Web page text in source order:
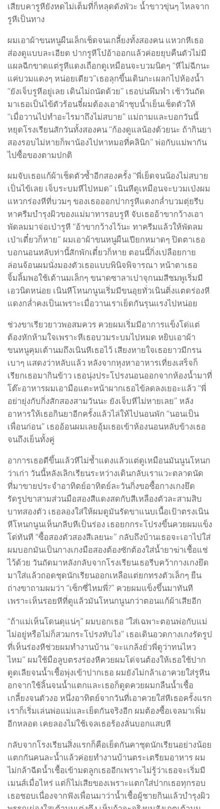
เสียบคารูหียังหดไม่เต็มที่ก็หลุดดังพัวะ น้ำขาวขุ่นๆ ไหลจาก
รูหีเป็นทาง
ผมเอาผ้าขนหนูผืนเล็กเช็ดจนเกลี้ยงทั้งสองคน แหวกหีเธอ
ส่องดูแบบละเอียด ปากรูหีโบ๋อ้าออกแล้วค่อยยุบคืนตัวไม่มี
แผลฉีกขาดแต่รูหีแดงเถือกดูเหมือนจะบวมนิดๆ “หีไม่ฉีกนะ
แค่บวมแดงๆ หน่อยเดียว”เธอลุกขึ้นเดินกะเผลกไปห้องน้ำ
“ยังเจ็บรูหีอยู่เลย เดินไม่ถนัดด้วย” เธอบ่นพึมพำ เช้าวันถัด
มาเธอเป็นไข้ตัวร้อนจี๋ผมต้องเอาผ้าชุบน้ำเย็นเช็ดตัวให้
“เมื่อวานไปทำอะไรมาถึงไม่สบาย” แม่ถามและบอกวันนี้
หยุดโรงเรียนสักวันทั้งสองคน “ก้องดูแลน้องด้วยนะ ถ้ากินยา
สองรอบไม่หายก็พาน้องไปหาหมอที่คลินิก” พ่อกับแม่พากัน
ไปซื้อของตามปกติ
ผมจับเธอแก้ผ้าเช็ดตัวซ้ำอีกสองครั้ง “พี่เย็ดจนน้องไม่สบาย
เป็นไข้เลย เจ็บระบมหีไปหมด” เนินหีดูเหมือนจะบวมเป่งผม
แหวกร่องหีที่บวมๆ ของเธอออกปากรูหีแดงกล่ำบวมตุ่ยรีบ
หาครีมบำรุงผิวของแม่มาทารอบรูหี จับเธออ้าขากว้างเอา
พัดลมมาจ่อเป่ารูหี “อ้าขากว้างไว้นะ ทาครีมแล้วให้พัดลม
เป่าเดี๋ยวก็หาย” ผมเอาผ้าขนหนูผืนเปียกหมาดๆ ปิดตาเธอ
บอกนอนหลับท่านี้สักพักเดี๋ยวก็หาย ตอนนี้กิ่งเปลือยกาย
ล่อนจ้อนผมนั่งมองตัวเธอแบบพินิจพิจารณา หน้าตาเธอ
จิ้มลิ้มพอใช้เต้านมเล็กๆ ขนาดซาลาเปาจุกนมสีชมพูเริ่มมี
เอวนิดหน่อย เนินหีโหนกนูนเริ่มมีขนอุยทั่วเนินติ่งแตดร่องหี
แดงกล่ำคงเป็นเพราะเมื่อวานเราเย็ดกันรุนแรงไปหน่อย
ช่วงขาเรียวยาวพอสมควร ควยผมเริ่มมีอาการแข็งโด่แต่
ต้องหักห้ามใจเพราะหีเธอบวมระบมไปหมด หยิบเอาผ้า
ขนหนูคุมเต้านมถึงเนินหีเธอไว้ เสียงหายใจเธอยาวมีกรน
เบาๆ แสดงว่าหลับแล้ว หลังจากหุงหาอาหารเที่ยงเสร็จก็
เรียกเธอมากินข้าว เธอนุ่งประโปรงนอนออกจากห้องน้ำมาที่
โต๊ะอาหารผมเอามือแตะหน้าผากเธอไข้ลดลงเยอะแล้ว “พี่
อย่ายุ่งกับกิ่งสักสองสามวันนะ ยังเจ็บหีไม่หายเลย” หลัง
อาหารให้เธอกินยาอีกครั้งแล้วไล่ให้ไปนอนพัก “นอนเป็น
เพื่อนก่อน” เธออ้อนผมเลยอุ้มเธอเข้าห้องนอนหลับข้างเธอ
จนถึงเย็นทั้งคู่
อาการเธอดีขึ้นแล้วหีไม่ช้ำแดงแล้วแต่ดูเหมือนมันนูนโหนก
ว่าเก่า วันนี้หลังเลิกเรียนระหว่างเดินกลับเราแวะตลาดนัด
ที่มาขายประจำอาทิตย์อาทิตย์ละวันกิ่งขอซื้อกางเกงยึด
รัดรูปขาสามส่วนมือสองสีแดงสดกับสีเหลืองตัวละสามสิบ
บาทสองตัว เธอลองใส่ให้ผมดูมันรัดขาแนบเนื้อเป้าตรงเนิน
หีโหนกนูนเห็นกลีบหีเป็นร่อง เธอยกกระโปรงขึ้นควยผมแข็ง
โด่ทันที “ซื้อสองตัวสองสีเลยนะ” กลับถึงบ้านเธอจะเอาไปใส่
ผมบอกมันเป็นกางเกงมือสองต้องซักต้องใส่น้ำยาฆ่าเชื้อแช่
ไว้ด้วย วันถัดมาหลังกลับจากโรงเรียนเธอรีบคว้ากางเกงยึด
มาใส่แล้วถอดชุดนักเรียนออกเหลือแต่ยกทรงตัวเล็กๆ ยืน
ถ่างขาถามผมว่า “เซ็กซี่ไหมพี่?” ควยผมแข็งขึ้นมาทันที
เพราะเห็นรอยหีที่ดูแล้วมันโหนกนูนกว่าตอนแก้ผ้าเสียอีก
“ถ้าแม่เห็นโดนดุแน่ๆ” ผมบอกเธอ “ใส่เฉพาะตอนพ่อกับแม่
ไม่อยู่หรือไม่ก็สวมกระโปรงทับไง” เธอเดินอวดกางเกงรัดรูป
ที่เห็นร่องหีช่วยผมทำงานบ้าน “จะแกล้งยั่วพี่ดูว่าทนไหว
ไหม” ผมใช้มือลูบตรงร่องหีควยผมโด่จนต้องให้เธอใช้ปาก
ดูดเลียจนน้ำเชื้อพุ่งเข้าปากเธอ ผมยังไม่กล้าเอาควยใส่รูหีน
อกจากใช้ลิ้นจนน้ำแตกและเธอก็ดูดควยผมกลืนน้ำเชื้อ
เกลี้ยงจนตัวงอ หนึ่งอาทิตย์จากวันที่เอาควยใส่หีเธอครั้งแรก
เราก็เริ่มเล่นพ่อแม่และเย็ดกันจริงอีก ผมต้องซื้อเจลมาเพิ่ม
อีกหลอด เคยลองไม่ใช้เจลเธอร้องลั่นบอกแสบหี
กลับจากโรงเรียนสิ่งแรกก็คือเย็ดกันคาชุดนักเรียนอย่างน้อย
แตกกันคนละน้ำแล้วค่อยทำงานบ้านตระเตรียมอาหาร ผม
ไม่กล้าฉีดน้ำเชื้อเข้ามดลูกเธออีกเพราะไม่รู้ว่าเธอจะเริ่มมี
เมนส์เมื่อไหร่ แต่ก็ไม่เสียของเพราะแตกใส่ปากเธอทุกรอบ
เธอชอบเนื่องจากฟังเพื่อนมาว่าน้ำเชื้อผู้ชายกินแล้วบำรุงผิว